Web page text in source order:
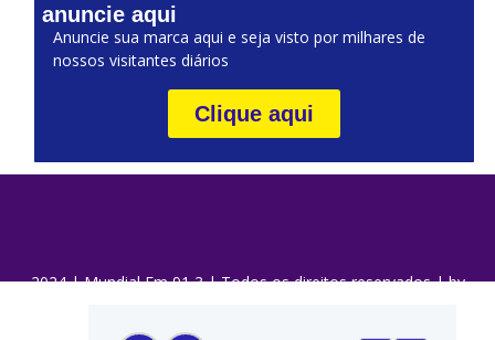
anuncie aqui
Anuncie sua marca aqui e seja visto por milhares de
nossos visitantes diários
Clique aqui
2024 | Mundial Fm 91,3 | Todos os direitos reservados | by